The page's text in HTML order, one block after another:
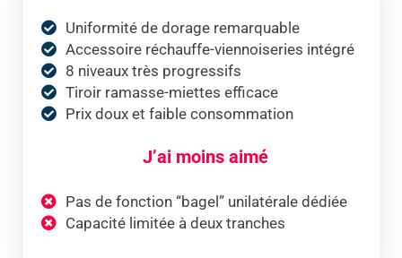
Uniformité de dorage remarquable
Accessoire réchauffe-viennoiseries intégré
8 niveaux très progressifs
Tiroir ramasse-miettes efficace
Prix doux et faible consommation
J’ai moins aimé
Pas de fonction “bagel” unilatérale dédiée
Capacité limitée à deux tranches